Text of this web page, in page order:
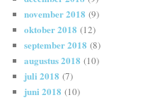
november 2018 (9)
oktober 2018 (12)
september 2018 (8)
augustus 2018 (10)
juli 2018 (7)
juni 2018 (10)